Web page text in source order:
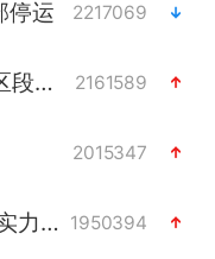
停运 2217069
今日15时起福州地铁高架区段停运 2161589
2015347
1枚就能让航母瘫痪 轰-6J实力有多强 1950394